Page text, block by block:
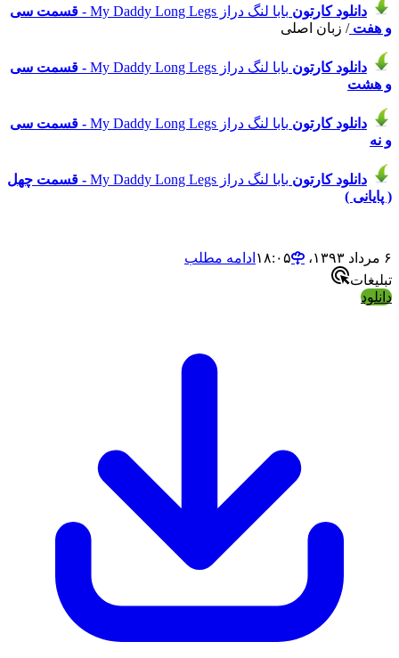
دانلود کارتون بابا لنگ دراز My Daddy Long Legs -
قسمت سی
و هفت/ زبان اصلی
دانلود کارتون بابا لنگ دراز My Daddy Long Legs
- قسمت سی
و هشت
دانلود کارتون بابا لنگ دراز My Daddy Long Legs
- قسمت سی
و نه
دانلود کارتون بابا لنگ دراز My Daddy Long Legs
- قسمت چهل
( پایانی )
۶ مرداد ۱۳۹۳،‏ ۱۸:۰۵
ادامه مطلب
تبلیغات
دانلود